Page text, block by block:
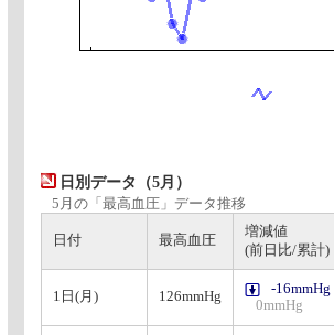
日別データ（5月）
5月の「最高血圧」データ推移
日付 最高血圧
増減値
(前日比/累計)
1日(月) 126mmHg
-16mmHg
0mmHg